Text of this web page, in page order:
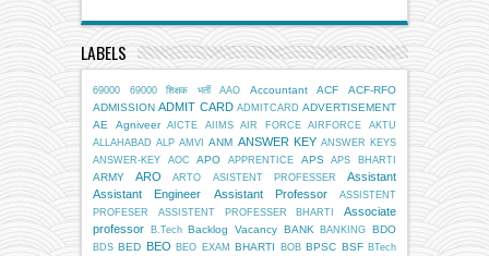
LABELS
69000 69000 शिक्षक भर्ती AAO Accountant ACF
ACF-RFO
ADMISSION ADMIT CARD ADMITCARD ADVERTISEMENT
AE
Agniveer AICTE AIIMS AIR FORCE AIRFORCE
AKTU
ALLAHABAD ALP AMVI ANM ANSWER KEY ANSWER KEYS
ANSWER-KEY
AOC APO APPRENTICE APS APS BHARTI
ARMY ARO ARTO ASISTENT PROFESSER
Assistant
Assistant Engineer
Assistant Professor
ASSISTENT
PROFESER
ASSISTENT PROFESSER BHARTI
Associate
professor
B.Tech Backlog Vacancy BANK BANKING BDO
BDS BED BEO BEO EXAM BHARTI BOB BPSC BSF BTech